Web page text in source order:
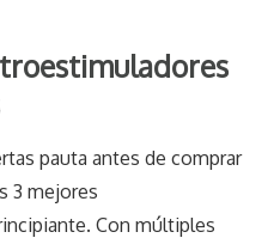
pauta antes de comprar
3 mejores
Con múltiples